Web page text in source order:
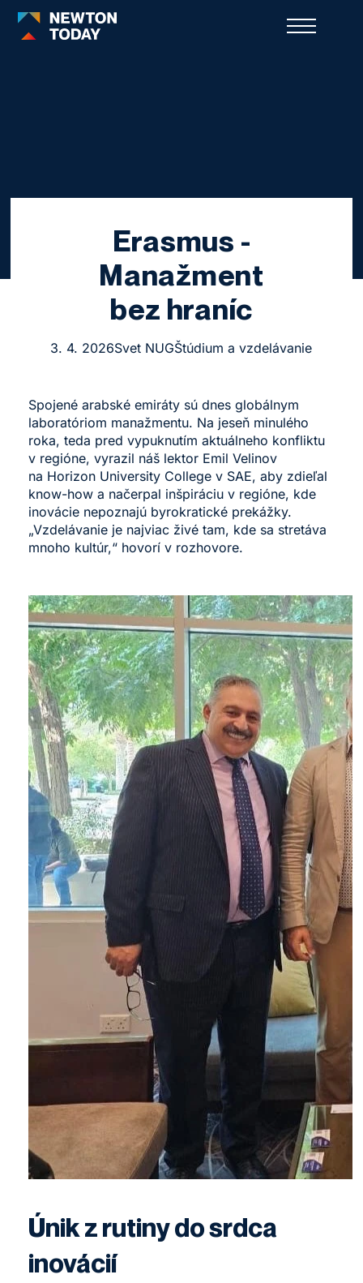
Erasmus -
Manažment
bez hraníc
3. 4. 2026Svet NUGŠtúdium a vzdelávanie
Spojené arabské emiráty sú dnes globálnym
laboratóriom manažmentu. Na jeseň minulého
roka, teda pred vypuknutím aktuálneho konfliktu
v regióne, vyrazil náš lektor Emil Velinov
na Horizon University College v SAE, aby zdieľal
know-how a načerpal inšpiráciu v regióne, kde
inovácie nepoznajú byrokratické prekážky.
„Vzdelávanie je najviac živé tam, kde sa stretáva
mnoho kultúr,“ hovorí v rozhovore.
Únik z rutiny do srdca
inovácií